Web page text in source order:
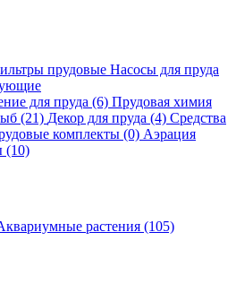
прудовые Насосы для пруда
для пруда (6) Прудовая химия
(21) Декор для пруда (4) Средства
комплекты (0) Аэрация
(10)
растения (105)